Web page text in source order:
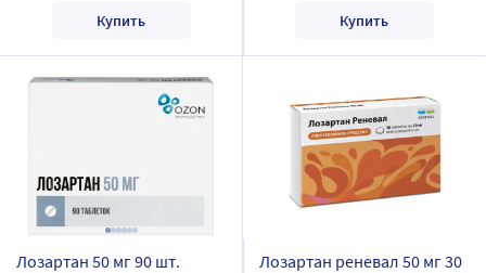
Купить Купить
Лозартан 50 мг 90 шт.
Лозартан реневал 50 мг 30